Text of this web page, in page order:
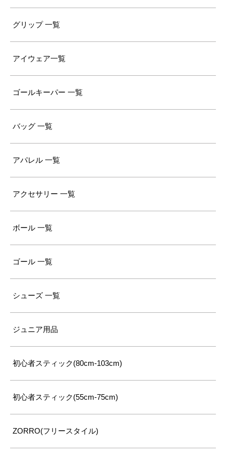
グリップ 一覧
アイウェア一覧
ゴールキーパー 一覧
バッグ 一覧
アパレル 一覧
アクセサリー 一覧
ボール 一覧
ゴール 一覧
シューズ 一覧
ジュニア用品
初心者スティック(80cm-103cm)
初心者スティック(55cm-75cm)
ZORRO(フリースタイル)